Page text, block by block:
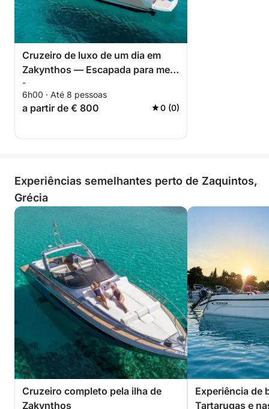
Cruzeiro de luxo de um dia em
Zakynthos — Escapada para meia
ilha (5h)
-
6h00 · Até 8 pessoas
a partir de € 800 0 (0)
Experiências semelhantes perto de Zaquintos,
Grécia
Cruzeiro completo pela ilha de
Zakynthos
Experiência de
Tartarugas e